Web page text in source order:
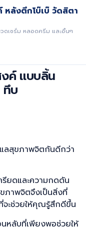
หลังตึกโบ๊เบ๊ วัดสิตา
ดเซรั่ม หลอดครีม และอื่นๆ
ค์ แบบลิ้น
ทึบ
ลสุขภาพจิตกันดีกว่า
ยดและความกดดัน
ภาพจิตจึงเป็นสิ่งที่
จะช่วยให้คุณรู้สึกดีขึ้น
หลับที่เพียงพอช่วยให้